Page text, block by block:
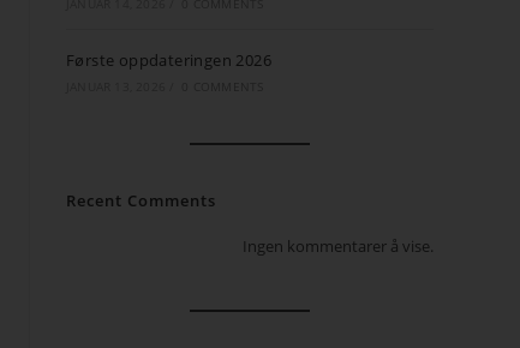
Første oppdateringen 2026
Recent Comments
Ingen kommentarer å vise.